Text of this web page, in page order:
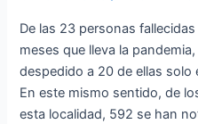
De las 23 personas
meses que lleva la
despedido a 20 de ellas solo
En este mismo sentido, de
esta localidad, 592 se han